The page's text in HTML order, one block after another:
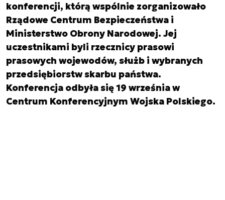
konferencji, którą wspólnie zorganizowało
Rządowe Centrum Bezpieczeństwa i
Ministerstwo Obrony Narodowej. Jej
uczestnikami byli rzecznicy prasowi
prasowych wojewodów, służb i wybranych
przedsiębiorstw skarbu państwa.
Konferencja odbyła się 19 września w
Centrum Konferencyjnym Wojska Polskiego.